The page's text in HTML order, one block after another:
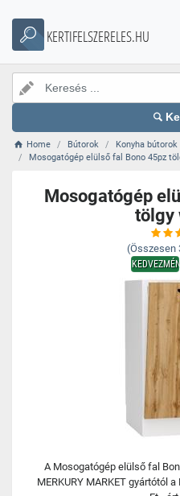
KERTIFELSZERELES.HU
Home Bútorok
Konyha bútorok
Mosogatógép elülső fal Bono 45pz
Mosogatógép
tölgy
(Összesen
A Mosogatógép elülső fal
MERKURY MARKET gyártótól